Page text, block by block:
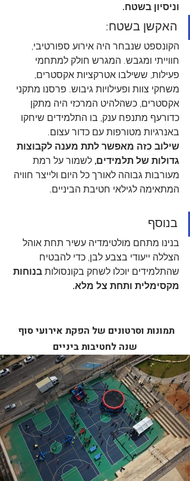
וניסיון בשטח.
האקשן בשטח:
הקונספט שנבחר היה אירוע ספורטיבי,
חווייתי ומגבש. המגרש חולק למתחמי
פעילות, ששילבו אטרקציות אקסטרים,
משחקי צוות ופעילויות גיבוש. פרסנו מתקני
אקסטרים, כשהלהיט המרכזי היה מתקן
כדורעף מתנפח ענק, בו התלמידים שיחקו
באנרגיות מטורפות עם כדור עצום.
שילוב כזה מאפשר לתת מענה לקבוצות
גדולות של תלמידים, לשמור על רמת
מעורבות גבוהה לאורך כל היום ולייצר חוויה
המתאימה לגילאי חטיבת הביניים.
בנוסף
בנינו מתחם מולטימדיה עשיר תחת אוהל
הצללה ייעודי בצבע לבן, כדי להבטיח
שהתלמידים יוכלו לשחק בקונסולות בנוחות
מקסימלית ותחת צל מלא.
תמונות וסרטונים של הפקת אירועי סוף
שנה לחטיבות ביניים